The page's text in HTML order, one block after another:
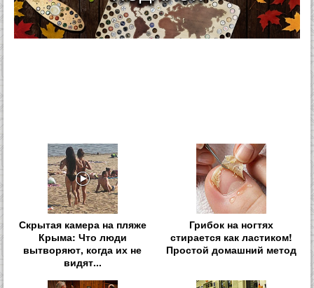
Скрытая камера на пляже
Крыма: Что люди
вытворяют, когда их не
видят...
Грибок на ногтях
стирается как ластиком!
Простой домашний метод